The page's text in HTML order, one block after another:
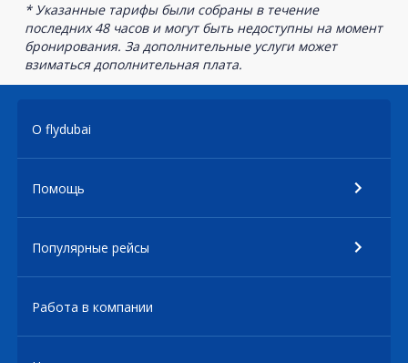
* Указанные тарифы были собраны в течение
последних 48 часов и могут быть недоступны на момент
бронирования. За дополнительные услуги может
взиматься дополнительная плата.
О flydubai
Помощь
Популярные рейсы
Работа в компании